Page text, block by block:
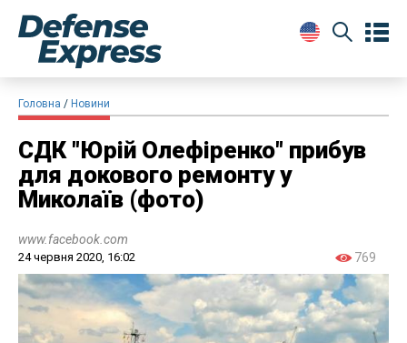
Головна Новини
СДК "Юрій Олефіренко" прибув
для докового ремонту у
Миколаїв (фото)
www.facebook.com
24 червня 2020, 16:02 769